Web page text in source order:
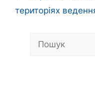
територіях
Пошук